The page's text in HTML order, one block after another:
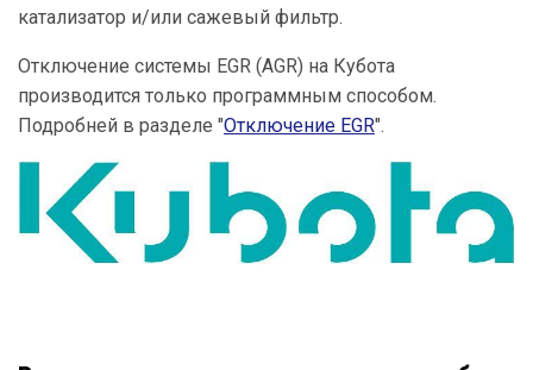
катализатор и/или сажевый фильтр.
Отключение системы EGR (AGR) на Кубота
производится только программным способом.
Подробней в разделе "Отключение EGR".